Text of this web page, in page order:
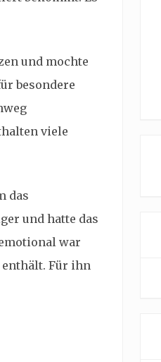
und mochte
besondere
viele
das
und hatte das
war
Für ihn